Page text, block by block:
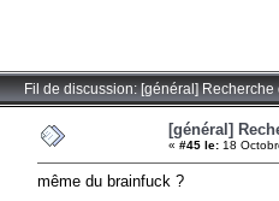
Fil de discussion: [général]
[général]
« #45 le: 18
même du brainfuck ?